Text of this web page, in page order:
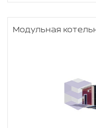
Модульная